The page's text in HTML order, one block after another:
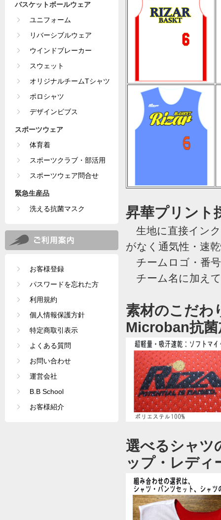
バスケットボールウェア
ユニフォーム
リバーシブルウェア
ウインドブレーカー
スウェット
オリジナルチームTシャツ
ポロシャツ
デザインビブス
スポーツウェア
体育着
スポーツクラブ・部活用
スポーツウェア問合せ
緊急生産品
洗える抗菌マスク
お客様登録
パスワードを忘れた方
利用規約
個人情報保護方針
特定商取引表示
よくある質問
お問い合わせ
運営会社
B.B School
お客様紹介
昇華プリント
生地に直接イン
がなく通気性・速
チームロゴ・番
チーム名に加え
素材のこだわ
Microban抗菌
選べるシャツ
ップ・レディ